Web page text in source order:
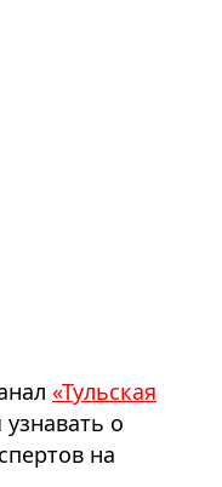
«Тульская
о
на